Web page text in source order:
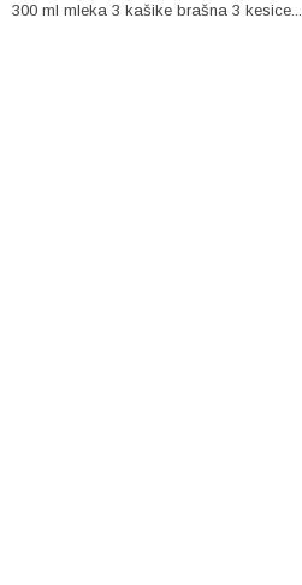
300 ml mleka 3 kašike brašna 3 kesice...